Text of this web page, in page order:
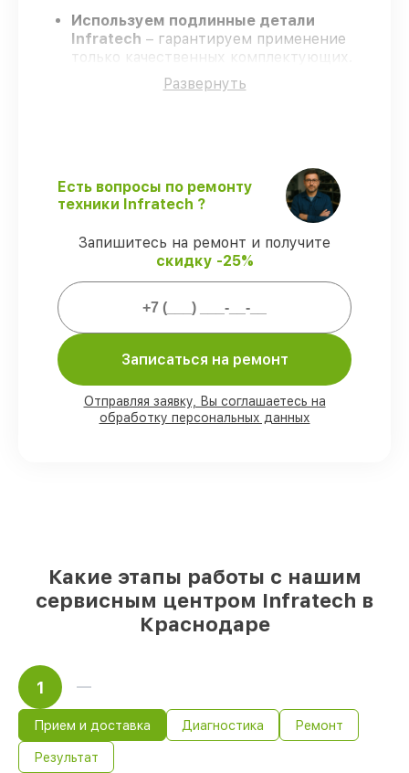
Используем подлинные детали
Infratech – гарантируем применение
только качественных комплектующих.
Опытные специалисты
постоянное обучение, что подтверждает
Гарантийное сопровождение – все все
виды ремонта защищены гарантийной
Мы гарантируем:
80%
деталей Infratech имеются на
складе в Краснодаре, остальные
поступают оперативно
Подлинные запчасти Infratech и
Развернуть
Есть вопросы по ремонту
техники Infratech ?
Запишитесь на ремонт и получите
скидку -25%
Записаться на ремонт
Отправляя заявку, Вы соглашаетесь на
обработку персональных данных
Какие этапы работы с нашим
сервисным центром Infratech в
Краснодаре
1
Прием и доставка Диагностика Ремонт
Результат